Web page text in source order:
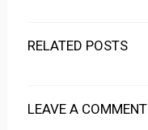
RELATED POSTS
LEAVE A COMMENT